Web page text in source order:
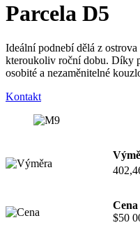
Parcela D5
Ideální podnebí dělá z
kteroukoliv roční dobu. Díky
osobité a nezaměnitelné
Kontakt
$50